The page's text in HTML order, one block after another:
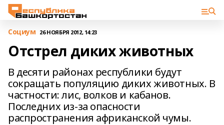
Cоциум 26 НОЯБРЯ 2012, 14:23
Отстрел диких животных
В десяти районах республики будут
сокращать популяцию диких животных. В
частности: лис, волков и кабанов.
Последних из-за опасности
распространения африканской чумы.